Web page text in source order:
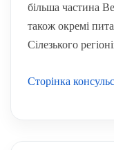
більша частина
також окремі
Сілезького
Сторінка